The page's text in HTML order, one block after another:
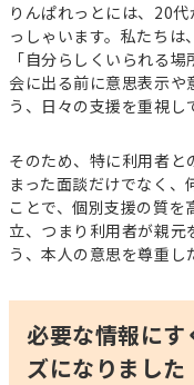
りんぱれっとには、20
っしゃいます。私たちは
「自分らしくいられる
会に出る前に意思表示や
う、日々の支援を重視し
そのため、特に利用者と
まった面談だけでなく
ことで、個別支援の質を
立、つまり利用者が親元
う、本人の意思を尊重し
必要な情報に
ズになりました